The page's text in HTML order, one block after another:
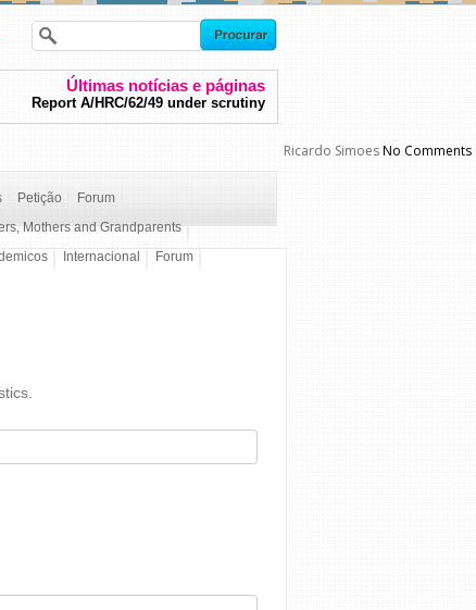
Últimas notícias e páginas
Report A/HRC/62/49 under scrutiny
Petição
Forum
Mothers and Grandparents
Internacional
Forum
Ricardo SimoesNo Comments